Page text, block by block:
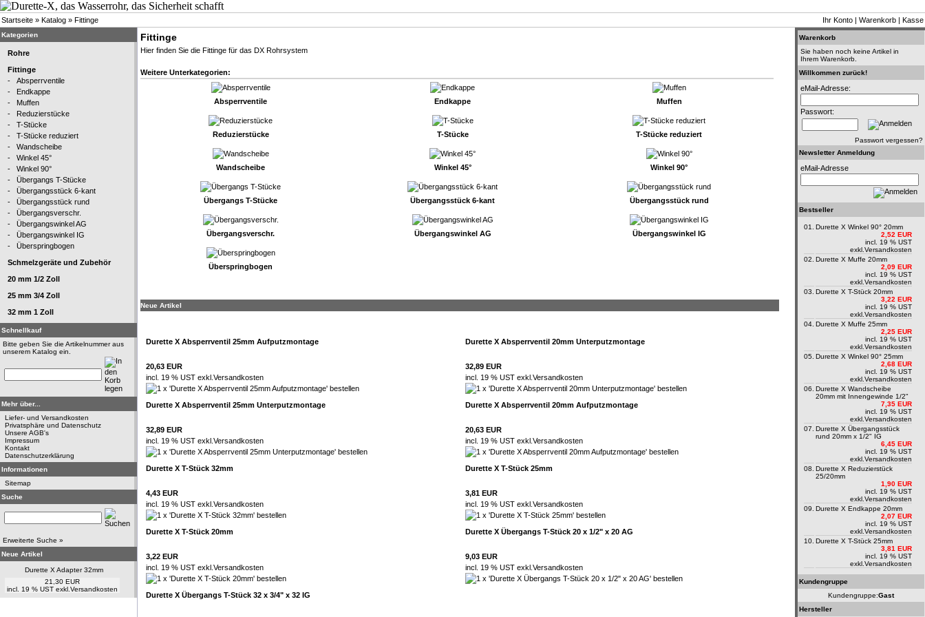
Startseite » Katalog » Fittinge Ihr Konto | Warenkorb | Kasse
Kategorien
Rohre
Fittinge
- Absperrventile
- Endkappe
- Muffen
- Reduzierstücke
- T-Stücke
- T-Stücke reduziert
- Wandscheibe
- Winkel 45°
- Winkel 90°
- Übergangs T-Stücke
- Übergangsstück 6-kant
- Übergangsstück rund
- Übergangsverschr.
- Übergangswinkel AG
- Übergangswinkel IG
- Überspringbogen
Schmelzgeräte und Zubehör
20 mm 1/2 Zoll
25 mm 3/4 Zoll
32 mm 1 Zoll
Schnellkauf
Bitte geben Sie die Artikelnummer aus
unserem Katalog ein.
Mehr über...
Liefer- und Versandkosten
Privatsphäre und Datenschutz
Unsere AGB's
Impressum
Kontakt
Datenschutzerklärung
Informationen
Sitemap
Suche
Erweiterte Suche »
Neue Artikel
Durette X Adapter 32mm
21,30 EUR
incl. 19 % UST exkl. Versandkosten
Fittinge
Hier finden Sie die Fittinge für das DX Rohrsystem
Weitere Unterkategorien:
Absperrventile Endkappe Muffen
Reduzierstücke T-Stücke T-Stücke reduziert
Wandscheibe Winkel 45° Winkel 90°
Übergangs T-Stücke Übergangsstück 6-kant Übergangsstück rund
Übergangsverschr. Übergangswinkel AG Übergangswinkel IG
Überspringbogen
Neue Artikel
Durette X Absperrventil 25mm Aufputzmontage
20,63 EUR
incl. 19 % UST exkl. Versandkosten
Durette X Absperrventil 20mm Unterputzmontage
32,89 EUR
incl. 19 % UST exkl. Versandkosten
Durette X Absperrventil 25mm Unterputzmontage
32,89 EUR
incl. 19 % UST exkl. Versandkosten
Durette X Absperrventil 20mm Aufputzmontage
20,63 EUR
incl. 19 % UST exkl. Versandkosten
Durette X T-Stück 32mm
4,43 EUR
incl. 19 % UST exkl. Versandkosten
Durette X T-Stück 25mm
3,81 EUR
incl. 19 % UST exkl. Versandkosten
Durette X T-Stück 20mm
3,22 EUR
incl. 19 % UST exkl. Versandkosten
Durette X Übergangs T-Stück 20 x 1/2" x 20 AG
9,03 EUR
incl. 19 % UST exkl. Versandkosten
Durette X Übergangs T-Stück 32 x 3/4" x 32 IG
Warenkorb
Sie haben noch keine Artikel in
Ihrem Warenkorb.
Willkommen zurück!
eMail-Adresse:
Passwort:
Passwort vergessen?
Newsletter Anmeldung
eMail-Adresse
Bestseller
01.
Durette X Winkel 90° 20mm
2,52 EUR
incl. 19 % UST
exkl. Versandkosten
02. Durette X Muffe 20mm
2,09 EUR
incl. 19 % UST
exkl. Versandkosten
03. Durette X T-Stück 20mm
3,22 EUR
incl. 19 % UST
exkl. Versandkosten
04. Durette X Muffe 25mm
2,25 EUR
incl. 19 % UST
exkl. Versandkosten
05. Durette X Winkel 90° 25mm
2,68 EUR
incl. 19 % UST
exkl. Versandkosten
06. Durette X Wandscheibe
20mm mit Innengewinde 1/2"
7,35 EUR
incl. 19 % UST
exkl. Versandkosten
07. Durette X Übergangsstück
rund 20mm x 1/2" IG
6,45 EUR
incl. 19 % UST
exkl. Versandkosten
08. Durette X Reduzierstück
25/20mm
1,90 EUR
incl. 19 % UST
exkl. Versandkosten
09. Durette X Endkappe 20mm
2,07 EUR
incl. 19 % UST
exkl. Versandkosten
10. Durette X T-Stück 25mm
3,81 EUR
incl. 19 % UST
exkl. Versandkosten
Kundengruppe
Kundengruppe:Gast
Hersteller